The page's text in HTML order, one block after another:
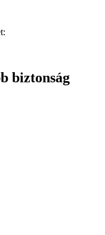
biztonság